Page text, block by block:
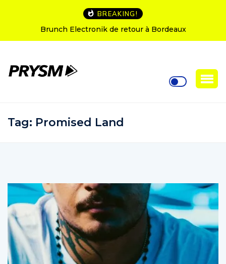
BREAKING!
Electronik de retour à Bordeaux L’Amnesia
Tag: Promised Land